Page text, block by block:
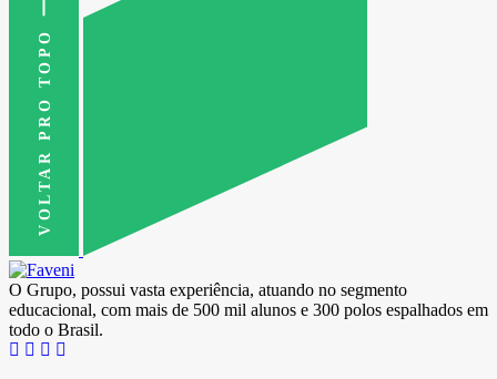
VOLTAR PRO TOPO
O Grupo, possui vasta experiência, atuando no segmento
educacional, com mais de 500 mil alunos e 300 polos espalhados em
todo o Brasil.